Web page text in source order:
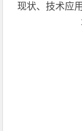
现状、技术应